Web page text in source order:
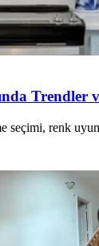
Trendler
seçimi, renk